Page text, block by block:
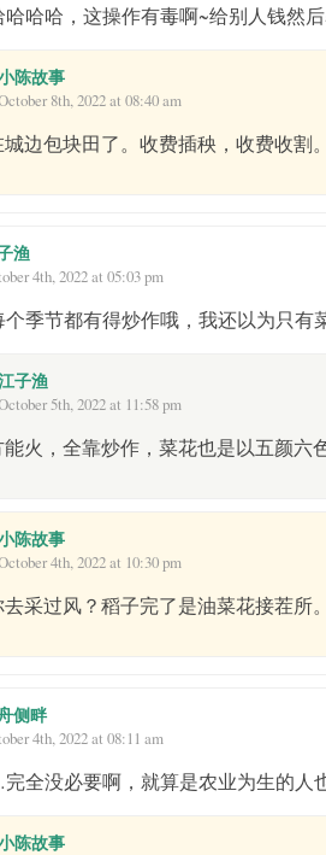
哈哈，这操作有毒啊~给别人钱然
陈故事
8th, 2022 at 08:40 am
边包块田了。收费插秧，收费收割
渔
4th, 2022 at 05:03 pm
季节都有得炒作哦，我还以为只有
子渔
5th, 2022 at 11:58 pm
火，全靠炒作，菜花也是以五颜
陈故事
4th, 2022 at 10:30 pm
采过风？稻子完了是油菜花接茬所。
侧畔
4th, 2022 at 08:11 am
全没必要啊，就算是农业为生的人
陈故事